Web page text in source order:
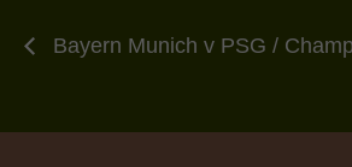
Bayern Munich v PSG /